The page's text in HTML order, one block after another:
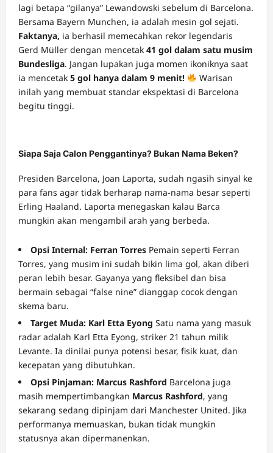
lagi betapa “gilanya” Lewandowski sebelum di Barcelona.
Bersama Bayern Munchen, ia adalah mesin gol sejati.
Faktanya, ia berhasil memecahkan rekor legendaris
Gerd Müller dengan mencetak 41 gol dalam satu musim
Bundesliga. Jangan lupakan juga momen ikoniknya saat
ia mencetak 5 gol hanya dalam 9 menit!
Warisan
inilah yang membuat standar ekspektasi di Barcelona
begitu tinggi.
Siapa Saja Calon Penggantinya? Bukan Nama Beken?
Presiden Barcelona, Joan Laporta, sudah ngasih sinyal ke
para fans agar tidak berharap nama-nama besar seperti
Erling Haaland. Laporta menegaskan kalau Barca
mungkin akan mengambil arah yang berbeda.
Opsi Internal: Ferran Torres DOMINOBET
Pemain seperti Ferran
Torres, yang musim ini sudah bikin lima gol, akan diberi
peran lebih besar. Gayanya yang fleksibel dan bisa
bermain sebagai “false nine” dianggap cocok dengan
skema baru.
Target Muda: Karl Etta Eyong Satu nama yang masuk
radar adalah Karl Etta Eyong, striker 21 tahun milik
Levante. Ia dinilai punya potensi besar, fisik kuat, dan
kecepatan yang dibutuhkan.
Opsi Pinjaman: Marcus Rashford Barcelona juga
masih mempertimbangkan Marcus Rashford, yang
sekarang sedang dipinjam dari Manchester United. Jika
performanya memuaskan, bukan tidak mungkin
statusnya akan dipermanenkan.